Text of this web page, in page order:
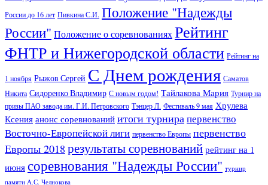
России до 16 лет Пивкина С.И. Положение "Надежды
России" Положение о соревнованияхРейтинг
ФНТР и Нижегородской области Рейтинг на
1 ноября Рыжов Сергей С Днем рождения Саматов
Никита Сидоренко Владимир С новым годом! Тайлакова Мария Турнир на
призы ПАО завода им. Г.И. Петровского Тэнцер Л. Фестиваль 9 мая Хрулева
Ксения анонс соревнований итоги турнирапервенство
Восточно-Европейской лиги первенство Европы первенство
Европы 2018 результаты соревнований рейтинг на 1
июня соревнования "Надежды России" турнир
памяти А.С. Челнокова